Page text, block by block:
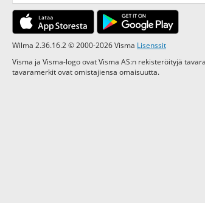
Wilma 2.36.16.2 © 2000-2026 Visma Lisenssit
Visma ja Visma-logo ovat Visma AS:n rekisteröityjä
tavaramerkit ovat omistajiensa omaisuutta.